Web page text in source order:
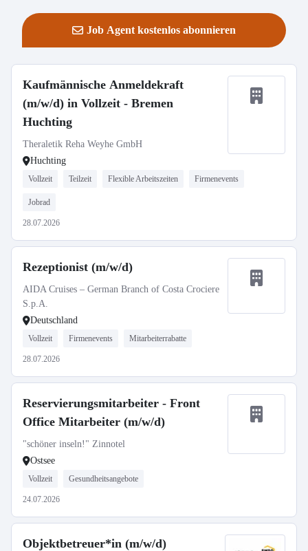
Job Agent kostenlos abonnieren
Kaufmännische Anmeldekraft
(m/w/d) in Vollzeit - Bremen
Huchting
Theraletik Reha Weyhe GmbH
Huchting
Vollzeit Teilzeit Flexible Arbeitszeiten Firmenevents
Jobrad
28.07.2026
Rezeptionist (m/w/d)
AIDA Cruises – German Branch of Costa Crociere
S.p.A.
Deutschland
Vollzeit Firmenevents Mitarbeiterrabatte
28.07.2026
Reservierungsmitarbeiter - Front
Office Mitarbeiter (m/w/d)
"schöner inseln!" Zinnotel
Ostsee
Vollzeit Gesundheitsangebote
24.07.2026
Objektbetreuer*in (m/w/d)